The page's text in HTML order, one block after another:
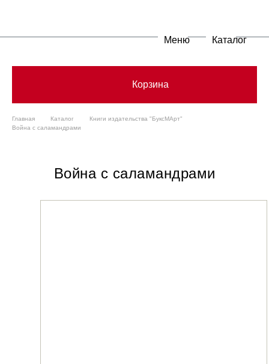
Меню Каталог
Корзина
Главная Каталог
Книги издательства "БуксМАрт"
Война с саламандрами
Война с саламандрами